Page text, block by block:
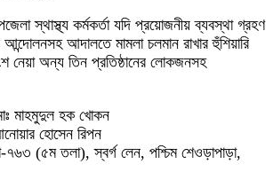
স্থাস্থ্য কর্মকর্তা যদি প্রয়োজনীয় ব্যবস্থা গ্রহণ
আদালতে মামলা চলমান রাখার হুঁশিয়ারি
নেয়া অন্য তিন প্রতিষ্ঠানের লোকজনসহ
মাহমুদুল হক খোকন
হোসেন রিপন
৭৬৩ (৫ম তলা), স্বর্গ লেন, পশ্চিম শেওড়াপাড়া,